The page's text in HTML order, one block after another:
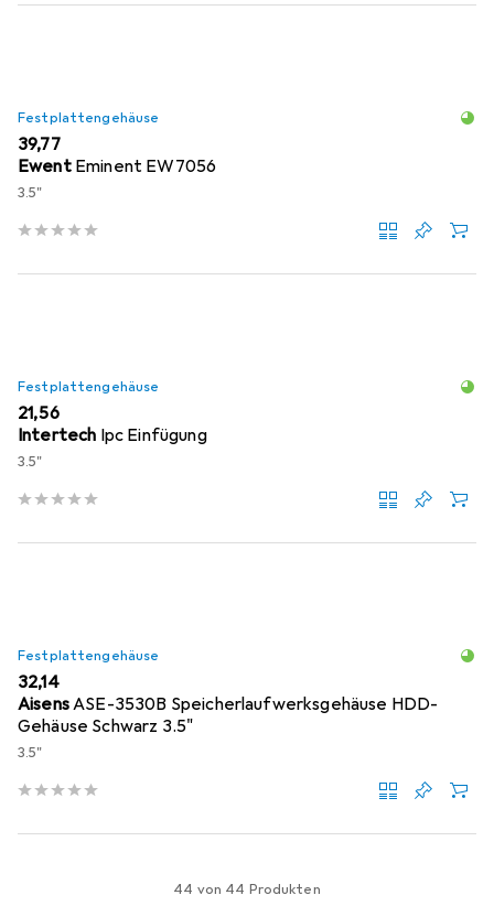
Festplattengehäuse
EUR
39,77
Ewent Eminent EW7056
3.5"
Festplattengehäuse
EUR
21,56
Intertech Ipc Einfügung
3.5"
Festplattengehäuse
EUR
32,14
AisensASE-3530B Speicherlaufwerksgehäuse HDD-
Gehäuse Schwarz 3.5"
3.5"
44 von 44 Produkten